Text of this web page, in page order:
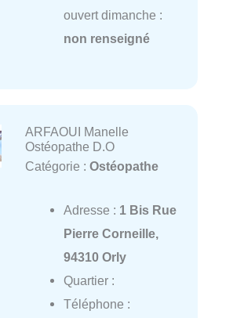
ouvert dimanche :
non renseigné
ARFAOUI Manelle
Ostéopathe D.O
Catégorie : Ostéopathe
Adresse : 1 Bis Rue
Pierre Corneille,
94310 Orly
Quartier :
Téléphone :